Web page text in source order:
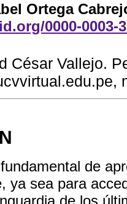
Ortega
0000-0003-
César Vallejo.
de
ya sea para